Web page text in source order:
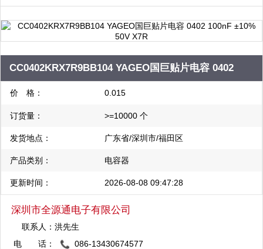
CC0402KRX7R9BB104 YAGEO国巨贴片电容 0402
100nF ±10% 50V X7R
价 格： 0.015
订货量： >=10000 个
发货地点： 广东省/深圳市/福田区
产品类别： 电容器
更新时间： 2026-08-08 09:47:28
深圳市全源通电子有限公司
联系人：洪先生
电 话：
086-13430674577